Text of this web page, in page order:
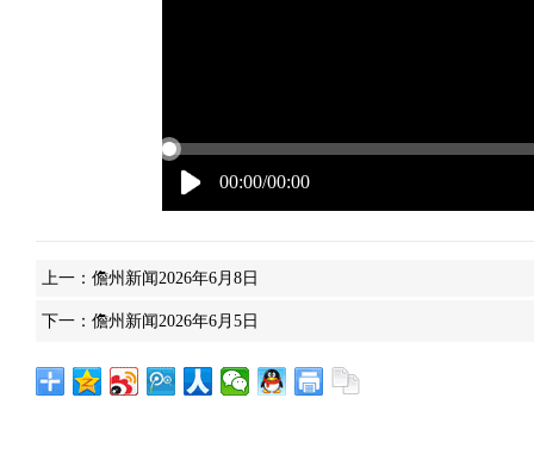
00:00/00:00
上一： 儋州新闻2026年6月8日
下一： 儋州新闻2026年6月5日